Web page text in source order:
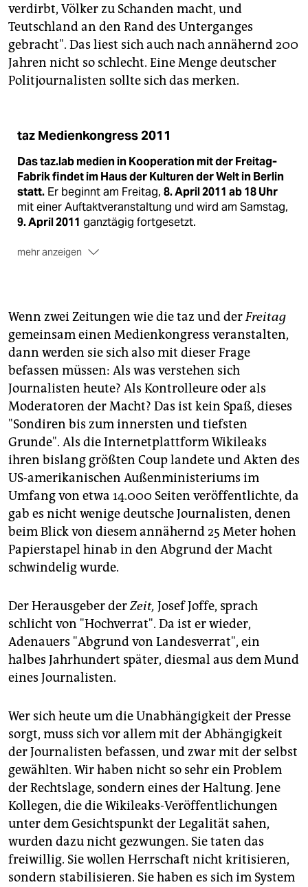
verdirbt, Völker zu Schanden macht, und
Teutschland an den Rand des Unterganges
gebracht". Das liest sich auch nach annähernd 200
Jahren nicht so schlecht. Eine Menge deutscher
Politjournalisten sollte sich das merken.
taz Medienkongress 2011
Das taz.lab medien in Kooperation mit der Freitag-
Fabrik findet im Haus der Kulturen der Welt in Berlin
statt. Er beginnt am Freitag, 8. April 2011 ab 18 Uhr
mit einer Auftaktveranstaltung und wird am Samstag,
9. April 2011 ganztägig fortgesetzt.
mehr anzeigen
können ab dem 15. Januar 2011 bestellt werden,
entweder im tazshop direkt in der Rudi-Dutschke-
Straße 23 oder via Internet. Die Karten kosten10, 20
oder 30 Euro. Wir stellen es unseren BesucherInnen
frei, einen dieser Preise zu wählen.
***
Das taz.lab medien ist erreichbar unter
taz.lab@taz.de.
***
Jakob Augsteinist Verleger der Wochenzeitung
Freitag.
Wenn zwei Zeitungen wie die taz und derFreitag
gemeinsam einen Medienkongress veranstalten,
dann werden sie sich also mit dieser Frage
befassen müssen: Als was verstehen sich
Journalisten heute? Als Kontrolleure oder als
Moderatoren der Macht? Das ist kein Spaß, dieses
"Sondiren bis zum innersten und tiefsten
Grunde". Als die Internetplattform Wikileaks
ihren bislang größten Coup landete und Akten des
US-amerikanischen Außenministeriums im
Umfang von etwa 14.000 Seiten veröffentlichte, da
gab es nicht wenige deutsche Journalisten, denen
beim Blick von diesem annähernd 25 Meter hohen
Papierstapel hinab in den Abgrund der Macht
schwindelig wurde.
Der Herausgeber derZeit, Josef Joffe, sprach
schlicht von "Hochverrat". Da ist er wieder,
Adenauers "Abgrund von Landesverrat", ein
halbes Jahrhundert später, diesmal aus dem Mund
eines Journalisten.
Wer sich heute um die Unabhängigkeit der Presse
sorgt, muss sich vor allem mit der Abhängigkeit
der Journalisten befassen, und zwar mit der selbst
gewählten. Wir haben nicht so sehr ein Problem
der Rechtslage, sondern eines der Haltung. Jene
Kollegen, die die Wikileaks-Veröffentlichungen
unter dem Gesichtspunkt der Legalität sahen,
wurden dazu nicht gezwungen. Sie taten das
freiwillig. Sie wollen Herrschaft nicht kritisieren,
sondern stabilisieren. Sie haben es sich im System